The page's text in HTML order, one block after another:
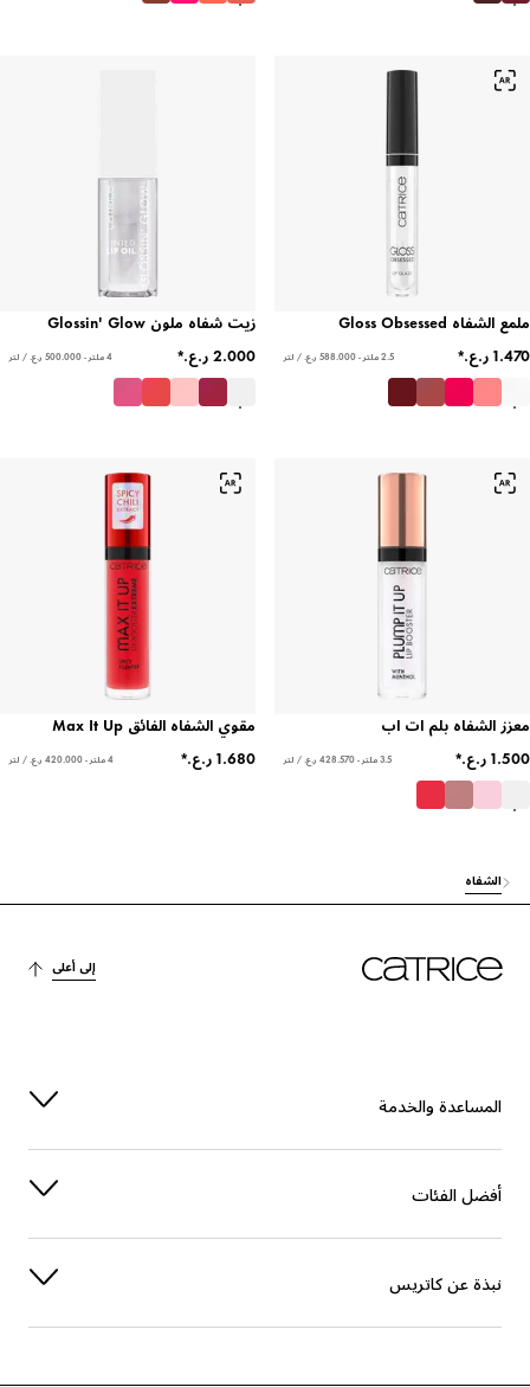
ملمع الشفاه Gloss Obsessed
2.5 ملتر - ‏588.000 ر.ع.‏ / لتر
زيت شفاه ملون Glossin' Glow
4 ملتر - ‏500.000 ر.ع.‏ / لتر
معزز الشفاه بلم ات اب
3.5 ملتر - ‏428.570 ر.ع.‏ / لتر
مقوي الشفاه الفائق Max It Up
4 ملتر - ‏420.000 ر.ع.‏ / لتر
الشفاه
إلى أعلى
المساعدة والخدمة
أفضل الفئات
نبذة عن كاتريس